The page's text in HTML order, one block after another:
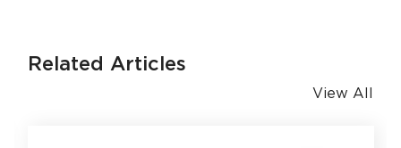
Related Articles
View All